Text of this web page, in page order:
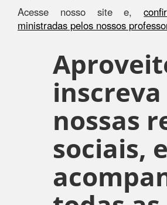
Acesse nosso site e,
ministradas pelos nossos
inscreva
nossas
sociais, e